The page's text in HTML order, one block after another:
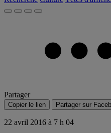
Partager
Copier le lien Partager sur
22 avril 2016 à 7 h 04